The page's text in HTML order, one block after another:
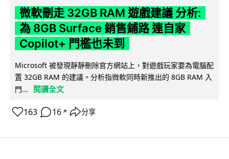
微軟刪走 32GB RAM 遊戲建議 分析:
為 8GB Surface 銷售鋪路 連自家
Copilot+ 門檻也未到
Microsoft 被發現靜靜刪除官方網站上，對遊戲玩家要為電腦配
置 32GB RAM 的建議。分析指微軟同時新推出的 8GB RAM 入
門...
閱讀全文
163 16 ↗ 分享